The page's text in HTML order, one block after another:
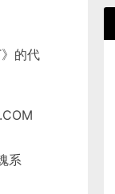
的代
系